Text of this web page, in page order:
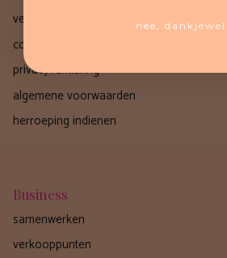
veelgestelde vragen
contact
privacyverklaring
algemene voorwaarden
herroeping indienen
Business
samenwerken
verkooppunten
nee, dankjewel